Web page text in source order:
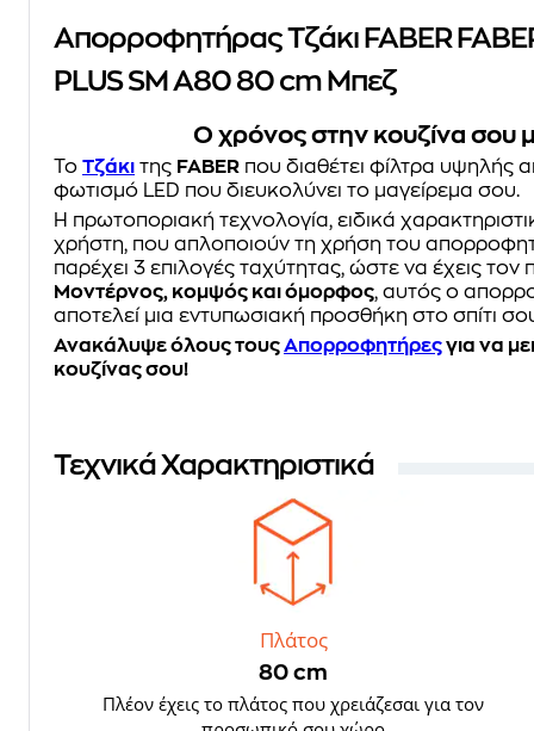
Απορροφητήρας Τζάκι FABER
PLUS SM A80 80 cm Μπεζ
Ο χρόνος στην κουζίνα σου
To Τζάκι της FABER που διαθέτει φίλτρα υψηλής
φωτισμό LED που διευκολύνει το μαγείρεμα σου.
Η πρωτοποριακή τεχνολογία, ειδικά
χρήστη, που απλοποιούν τη χρήση του
παρέχει 3 επιλογές ταχύτητας, ώστε να έχεις
Μοντέρνος, κομψός και όμορφος, αυτός ο
αποτελεί μια εντυπωσιακή προσθήκη στο σπίτι
Ανακάλυψε όλους τουςΑπορροφητήρεςγια να
κουζίνας σου!
Τεχνικά Χαρακτηριστικά
Πλάτος
80 cm
Πλέον έχεις το πλάτος που χρειάζεσαι για τον